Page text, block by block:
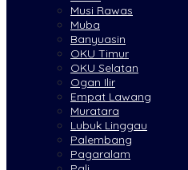
Musi Rawas
Muba
Banyuasin
OKU Timur
OKU Selatan
Ogan Ilir
Empat Lawang
Muratara
Lubuk Linggau
Palembang
Pagaralam